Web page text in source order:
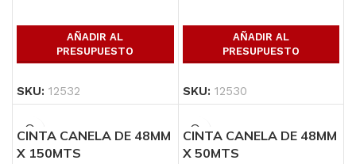
AÑADIR AL
PRESUPUESTO
SKU: 12532
AÑADIR AL
PRESUPUESTO
SKU: 12530
CINTA CANELA DE 48MM
X 150MTS
CINTA CANELA DE 48MM
X 50MTS